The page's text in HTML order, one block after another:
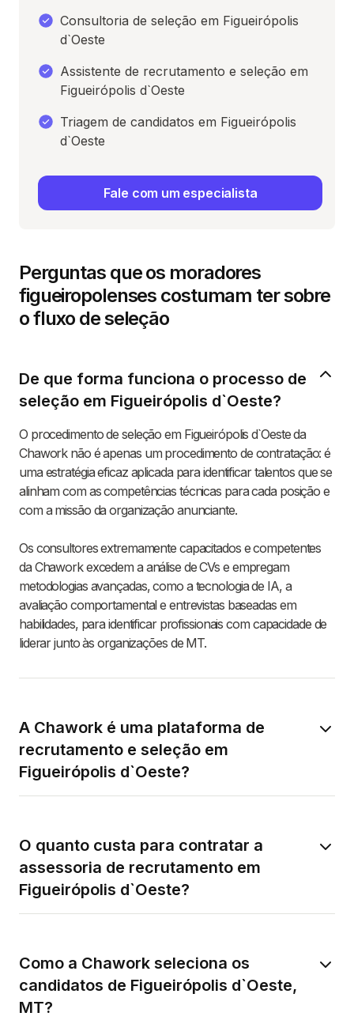
Perguntas que os moradores
figueiropolenses costumam ter sobre
o fluxo de seleção
De que forma funciona o processo de
seleção em Figueirópolis d`Oeste?
O procedimento de seleção em Figueirópolis d`Oeste da
Chawork não é apenas um procedimento de contratação: é
uma estratégia eficaz aplicada para identificar talentos que se
alinham com as competências técnicas para cada posição e
com a missão da organização anunciante.
Os consultores extremamente capacitados e competentes
da Chawork excedem a análise de CVs e empregam
metodologias avançadas, como a tecnologia de IA, a
avaliação comportamental e entrevistas baseadas em
habilidades, para identificar profissionais com capacidade de
liderar junto às organizações de MT.
A Chawork é uma plataforma de
recrutamento e seleção em
Figueirópolis d`Oeste?
O quanto custa para contratar a
assessoria de recrutamento em
Figueirópolis d`Oeste?
Como a Chawork seleciona os
candidatos de Figueirópolis d`Oeste,
MT?
Consultoria de seleção em Figueirópolis
d`Oeste
Assistente de recrutamento e seleção em
Figueirópolis d`Oeste
Triagem de candidatos em Figueirópolis
d`Oeste
Fale com um especialista